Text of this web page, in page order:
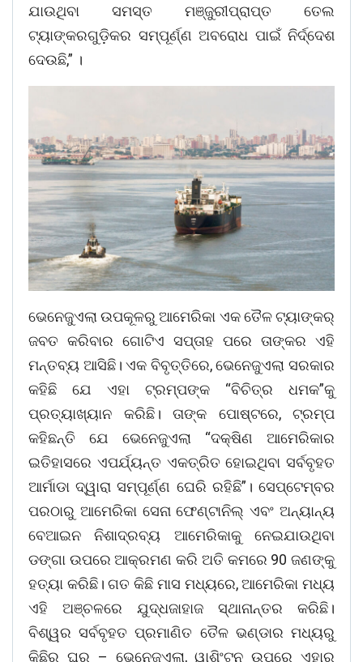
ଯାଉଥିବା ସମସ୍ତ ମଞ୍ଜୁରୀପ୍ରାପ୍ତ ତେଲ
ଟ୍ୟାଙ୍କରଗୁଡ଼ିକର ସମ୍ପୂର୍ଣ୍ଣ ଅବରୋଧ ପାଇଁ ନିର୍ଦ୍ଦେଶ
ଦେଉଛି,” ।
ଭେନେଜୁଏଲା ଉପକୂଳରୁ ଆମେରିକା ଏକ ତୈଳ ଟ୍ୟାଙ୍କର୍
ଜବତ କରିବାର ଗୋଟିଏ ସପ୍ତାହ ପରେ ତାଙ୍କର ଏହି
ମନ୍ତବ୍ୟ ଆସିଛି। ଏକ ବିବୃତ୍ତିରେ, ଭେନେଜୁଏଲା ସରକାର
କହିଛି ଯେ ଏହା ଟ୍ରମ୍ପଙ୍କ “ବିଚିତ୍ର ଧମକ”କୁ
ପ୍ରତ୍ୟାଖ୍ୟାନ କରିଛି। ତାଙ୍କ ପୋଷ୍ଟରେ, ଟ୍ରମ୍ପ
କହିଛନ୍ତି ଯେ ଭେନେଜୁଏଲା “ଦକ୍ଷିଣ ଆମେରିକାର
ଇତିହାସରେ ଏପର୍ଯ୍ୟନ୍ତ ଏକତ୍ରିତ ହୋଇଥିବା ସର୍ବବୃହତ
ଆର୍ମାଡା ଦ୍ୱାରା ସମ୍ପୂର୍ଣ୍ଣ ଘେରି ରହିଛି”। ସେପ୍ଟେମ୍ବର
ପରଠାରୁ ଆମେରିକା ସେନା ଫେଣ୍ଟାନିଲ୍ ଏବଂ ଅନ୍ୟାନ୍ୟ
ବେଆଇନ ନିଶାଦ୍ରବ୍ୟ ଆମେରିକାକୁ ନେଇଯାଉଥିବା
ଡଙ୍ଗା ଉପରେ ଆକ୍ରମଣ କରି ଅତି କମରେ 90 ଜଣଙ୍କୁ
ହତ୍ୟା କରିଛି। ଗତ କିଛି ମାସ ମଧ୍ୟରେ, ଆମେରିକା ମଧ୍ୟ
ଏହି ଅଞ୍ଚଳରେ ଯୁଦ୍ଧଜାହାଜ ସ୍ଥାନାନ୍ତର କରିଛି।
ବିଶ୍ୱର ସର୍ବବୃହତ ପ୍ରମାଣିତ ତୈଳ ଭଣ୍ଡାର ମଧ୍ୟରୁ
କିଛିର ଘର – ଭେନେଜୁଏଲା, ୱାଶିଂଟନ ଉପରେ ଏହାର